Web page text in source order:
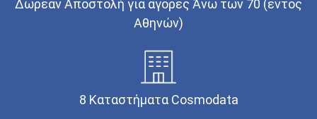
Δωρεάν Αποστολή για αγορές Άνω των 70 (εντός
Αθηνών)
8 Καταστήματα Cosmodata